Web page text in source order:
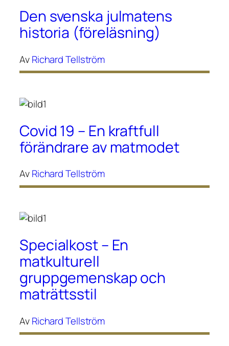
Den svenska julmatens
historia (föreläsning)
AvRichard Tellström
Covid 19 – En kraftfull
förändrare av matmodet
AvRichard Tellström
Specialkost – En
matkulturell
gruppgemenskap och
maträttsstil
AvRichard Tellström